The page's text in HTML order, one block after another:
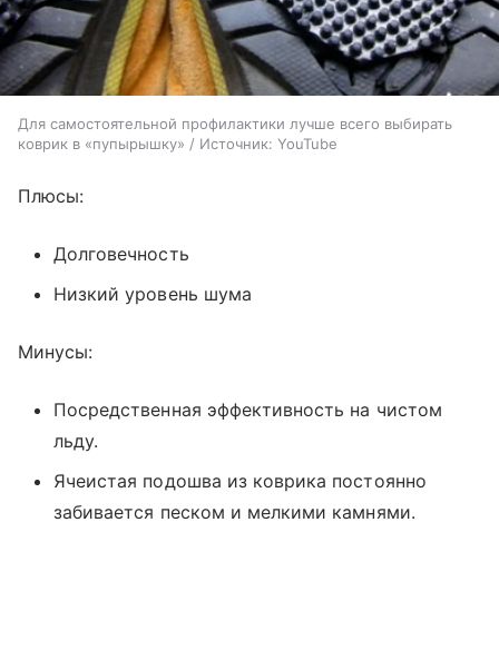
Для самостоятельной профилактики лучше всего выбирать
коврик в «пупырышку» / Источник: YouTube
Плюсы:
Долговечность
Низкий уровень шума
Минусы:
Посредственная эффективность на чистом
льду.
Ячеистая подошва из коврика постоянно
забивается песком и мелкими камнями.